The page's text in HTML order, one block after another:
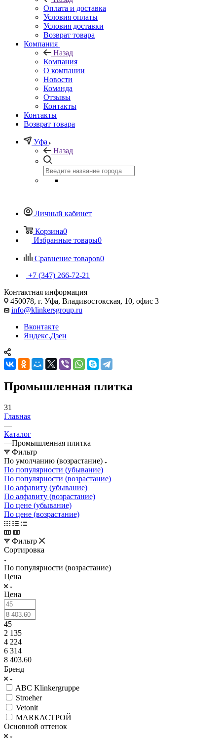
Оплата и доставка
Условия оплаты
Условия доставки
Возврат товара
Компания
Назад
Компания
О компании
Новости
Команда
Отзывы
Контакты
Контакты
Возврат товара
Уфа
Назад
Личный кабинет
Корзина0
Избранные товары0
Сравнение товаров0
+7 (347) 266-72-21
Контактная информация
450078, г. Уфа, Владивостокская, 10, офис 3
info@klinkersgroup.ru
Вконтакте
Яндекс.Дзен
Промышленная плитка
31
Главная
—
Каталог
—Промышленная плитка
Фильтр
По умолчанию (возрастание)
По популярности (убывание)
По популярности (возрастание)
По алфавиту (убывание)
По алфавиту (возрастание)
По цене (убывание)
По цене (возрастание)
Фильтр
Сортировка
По популярности (возрастание)
Цена
Цена
45
2 135
4 224
6 314
8 403.60
Бренд
ABC Klinkergruppe
Stroeher
Vetonit
МАRКАСТРОЙ
Основной оттенок